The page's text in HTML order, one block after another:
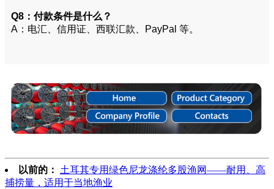
Q8：付款条件是什么？
A：电汇、信用证、西联汇款、PayPal 等。
以前的：
土耳其专用绿色尼龙涤纶多股渔网——耐用、高
捕捞量，适用于当地渔业